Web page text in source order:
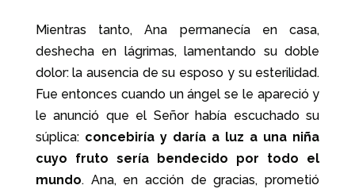
Mientras tanto, Ana permanecía en casa,
deshecha en lágrimas, lamentando su doble
dolor: la ausencia de su esposo y su esterilidad.
Fue entonces cuando un ángel se le apareció y
le anunció que el Señor había escuchado su
súplica: concebiría y daría a luz a una niña
cuyo fruto sería bendecido por todo el
mundo. Ana, en acción de gracias, prometió